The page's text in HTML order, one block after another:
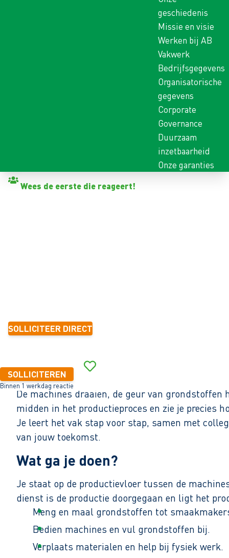
geschiedenis
Missie en visie
Werken bij AB
Vakwerk
Bedrijfsgegevens
Organisatorische
gegevens
Corporate
Governance
Duurzaam
inzetbaarheid
Onze garanties
Wees de eerste die reageert!
SOLLICITEER DIRECT
SOLLICITEREN
Binnen 1 werkdag reactie
De machines draaien, de geur van
midden in het productieproces en zie je precies
Je leert het vak stap voor stap, samen met
van jouw toekomst.
Wat ga je doen?
Je staat op de productievloer tussen de
dienst is de productie doorgegaan en ligt het
Meng en maal grondstoffen tot
Bedien machines en vul grondstoffen bij.
Verplaats materialen en help bij fysiek werk.